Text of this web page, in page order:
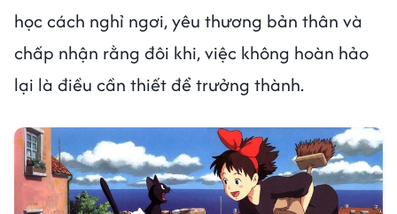
học cách nghỉ ngơi, yêu thương bản thân và
chấp nhận rằng đôi khi, việc không hoàn hảo
lại là điều cần thiết để trưởng thành.